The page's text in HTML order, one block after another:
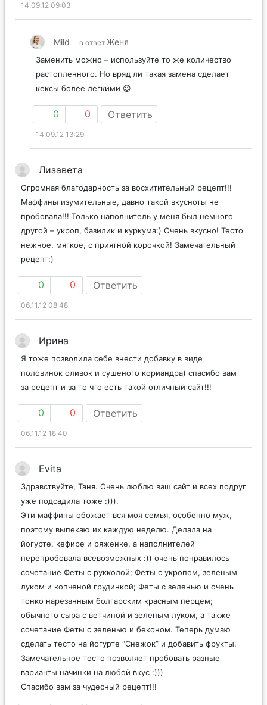
14.09.12 09:03
Mild в ответ Женя
Заменить можно – используйте то же количество
растопленного. Но вряд ли такая замена сделает
кексы более легкими 😉
0 0 Ответить
14.09.12 13:29
Лизавета
Огромная благодарность за восхитительный рецепт!!!
Маффины изумительные, давно такой вкусноты не
пробовала!!! Только наполнитель у меня был немного
другой – укроп, базилик и куркума:) Очень вкусно! Тесто
нежное, мягкое, с приятной корочкой! Замечательный
рецепт:)
0 0 Ответить
06.11.12 08:48
Ирина
Я тоже позволила себе внести добавку в виде
половинок оливок и сушеного кориандра) спасибо вам
за рецепт и за то что есть такой отличный сайт!!!
0 0 Ответить
06.11.12 18:40
Evita
Здравствуйте, Таня. Очень люблю ваш сайт и всех подруг
уже подсадила тоже :))).
Эти маффины обожает вся моя семья, особенно муж,
поэтому выпекаю их каждую неделю. Делала на
йогурте, кефире и ряженке, а наполнителей
перепробовала всевозможных :)) очень понравилось
сочетание Феты с рукколой; Феты с укропом, зеленым
луком и копченой грудинкой; Феты с зеленью и очень
тонко нарезанным болгарским красным перцем;
обычного сыра с ветчиной и зеленым луком, а также
сочетание Феты с зеленью и беконом. Теперь думаю
сделать тесто на йогурте “Снежок” и добавить фрукты.
Замечательное тесто позволяет пробовать разные
варианты начинки на любой вкус :)))
Спасибо вам за чудесный рецепт!!!